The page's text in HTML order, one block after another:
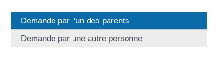
Demande par l'un des parents
Demande par une autre personne